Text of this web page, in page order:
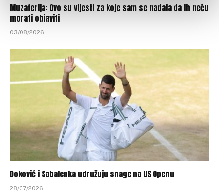
Muzaferija: Ovo su vijesti za koje sam se nadala da ih neću
morati objaviti
03/08/2026
Đoković i Sabalenka udružuju snage na US Openu
28/07/2026